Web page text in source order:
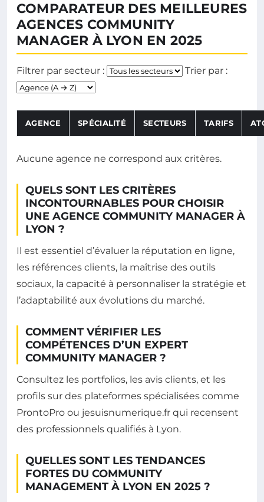
COMPARATEUR DES MEILLEURES
AGENCES COMMUNITY
MANAGER À LYON EN 2025
Filtrer par secteur :
Choisissez un secteur pour filtrer les agences
Trier par :
AGENCE SPÉCIALITÉ SECTEURS TARIFS
Aucune agence ne correspond aux critères.
QUELS SONT LES CRITÈRES
INCONTOURNABLES POUR CHOISIR
UNE AGENCE COMMUNITY MANAGER À
LYON ?
Il est essentiel d’évaluer la réputation en ligne,
les références clients, la maîtrise des outils
sociaux, la capacité à personnaliser la stratégie et
l’adaptabilité aux évolutions du marché.
COMMENT VÉRIFIER LES
COMPÉTENCES D’UN EXPERT
COMMUNITY MANAGER ?
Consultez les portfolios, les avis clients, et les
profils sur des plateformes spécialisées comme
ProntoPro ou jesuisnumerique.fr qui recensent
des professionnels qualifiés à Lyon.
QUELLES SONT LES TENDANCES
FORTES DU COMMUNITY
MANAGEMENT À LYON EN 2025 ?